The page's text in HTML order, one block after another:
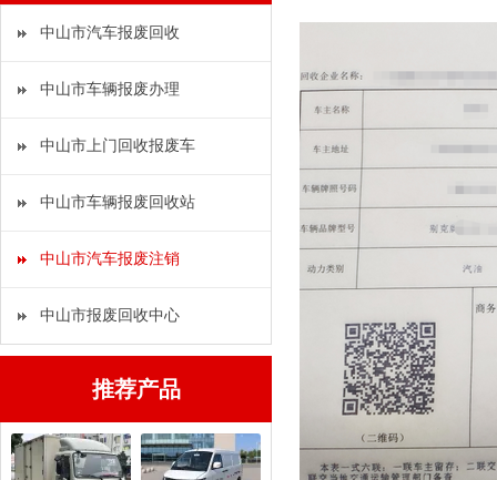
中山市汽车报废回收
中山市车辆报废办理
中山市上门回收报废车
中山市车辆报废回收站
中山市汽车报废注销
中山市报废回收中心
推荐产品